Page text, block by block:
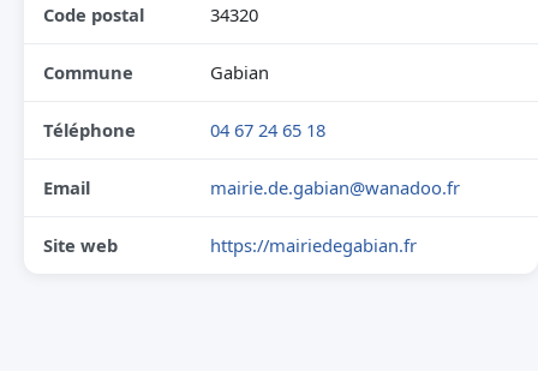
Code postal 34320
Commune Gabian
Téléphone 04 67 24 65 18
Email mairie.de.gabian@wanadoo.fr
Site web https://mairiedegabian.fr